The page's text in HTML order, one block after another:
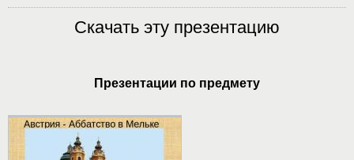
Скачать эту презентацию
Презентации по предмету